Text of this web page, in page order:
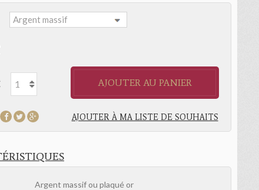
AJOUTER AU PANIER
AJOUTER À MA LISTE DE SOUHAITS
Argent massif ou plaqué or